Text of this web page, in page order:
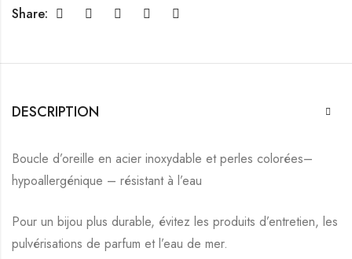
Share:
DESCRIPTION
Boucle d’oreille en acier inoxydable et perles colorées–
hypoallergénique – résistant à l’eau
Pour un bijou plus durable, évitez les produits d’entretien, les
pulvérisations de parfum et l’eau de mer.